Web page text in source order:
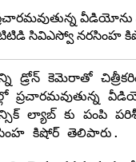
వీడియోను
టిటిడి సివిఎస్వో నరసింహ
ల్యాబ్ కు పంపి
కిషోర్ తెలిపారు.